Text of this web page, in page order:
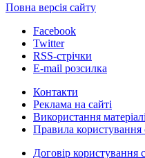
Повна версія сайту
Facebook
Twitter
RSS-стрічки
E-mail розсилка
Контакти
Реклама на сайті
Використання
Правила користування
Договір користування